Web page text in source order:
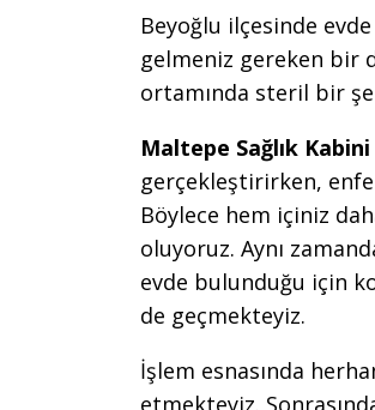
Beyoğlu ilçesinde
gelmeniz gereken bir
ortamında steril bir
Maltepe Sağlık Kabini
gerçekleştirirken,
Böylece hem içiniz
oluyoruz. Aynı
evde bulunduğu için
de geçmekteyiz.
İşlem esnasında
etmekteyiz.